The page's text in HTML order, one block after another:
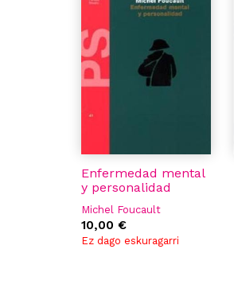
Enfermedad mental
y personalidad
Michel Foucault
10,00 €
Ez dago eskuragarri